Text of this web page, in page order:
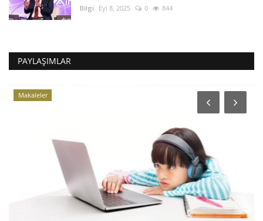
Bilgi Eyl 8, 2025 0 844
PAYLAŞIMLAR
Makaleler